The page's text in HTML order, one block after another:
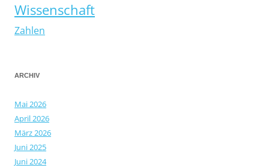
Wissenschaft
Zahlen
ARCHIV
Mai 2026
April 2026
März 2026
Juni 2025
Juni 2024